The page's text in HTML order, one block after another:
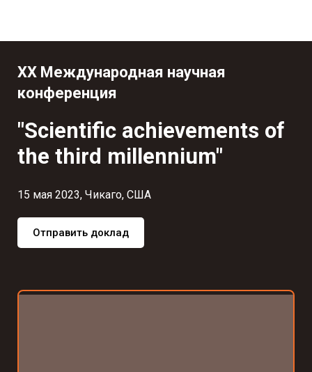
XX Международная научная
конференция
"Scientific achievements of
the third millennium"
15 мая 2023, Чикаго, США
Отправить доклад